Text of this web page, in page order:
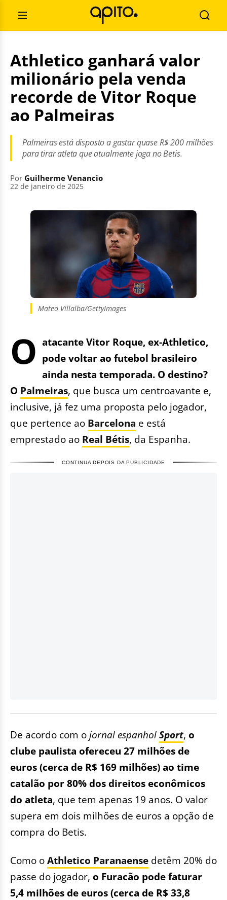
conteúdo
Abrir
Menu
por:
Athletico ganhará valor
milionário pela venda
recorde de Vitor Roque
ao Palmeiras
Palmeiras está disposto a gastar quase R$ 200 milhões
para tirar atleta que atualmente joga no Betis.
Por Guilherme Venancio
22 de janeiro de 2025
Mateo Villalba/GettyImages
O atacante Vitor Roque, ex-Athletico,
pode voltar ao futebol brasileiro
ainda nesta temporada. O destino?
O Palmeiras, que busca um centroavante e,
inclusive, já fez uma proposta pelo jogador,
que pertence ao Barcelona e está
emprestado ao Real Bétis, da Espanha.
CONTINUA DEPOIS DA PUBLICIDADE
De acordo com ojornal espanholSport, o
clube paulista ofereceu 27 milhões de
euros (cerca de R$ 169 milhões) ao time
catalão por 80% dos direitos econômicos
do atleta, que tem apenas 19 anos. O valor
supera em dois milhões de euros a opção de
compra do Betis.
Como oAthletico Paranaense detêm 20% do
passe do jogador, o Furacão pode faturar
5,4 milhões de euros (cerca de R$ 33,8